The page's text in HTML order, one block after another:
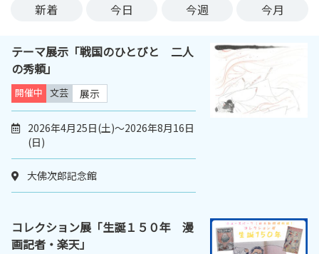
新着 今日 今週 今月
テーマ展示「戦国のひとびと 二人
の秀頼」
開催中 文芸 展示
2026年4月25日(土)～2026年8月16日
(日)
大佛次郎記念館
コレクション展「生誕１５０年 漫
画記者・楽天」